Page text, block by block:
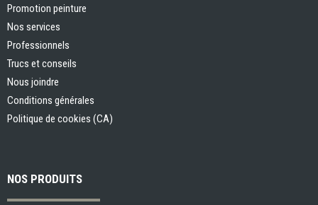
Promotion peinture
Nos services
Professionnels
Trucs et conseils
Nous joindre
Conditions générales
Politique de cookies (CA)
NOS PRODUITS